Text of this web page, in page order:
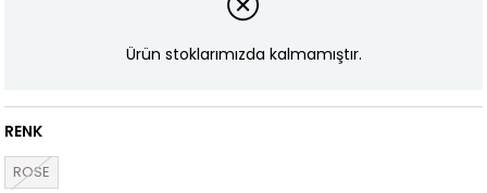
Ürün stoklarımızda kalmamıştır.
RENK
ROSE